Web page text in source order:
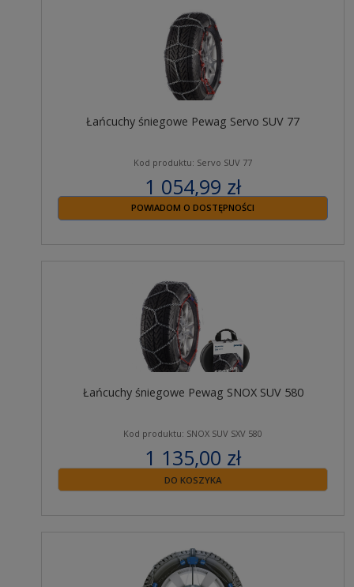
Łańcuchy śniegowe Pewag Servo SUV 77
Kod produktu: Servo SUV 77
1 054,99 zł
zawiera 23% VAT
POWIADOM O DOSTĘPNOŚCI
Łańcuchy śniegowe Pewag SNOX SUV 580
Kod produktu: SNOX SUV SXV 580
1 135,00 zł
zawiera 23% VAT
DO KOSZYKA